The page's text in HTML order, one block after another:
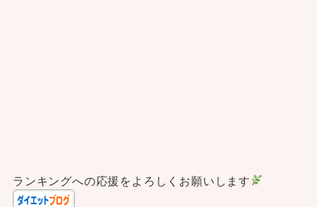
ランキングへの応援をよろしくお願いします